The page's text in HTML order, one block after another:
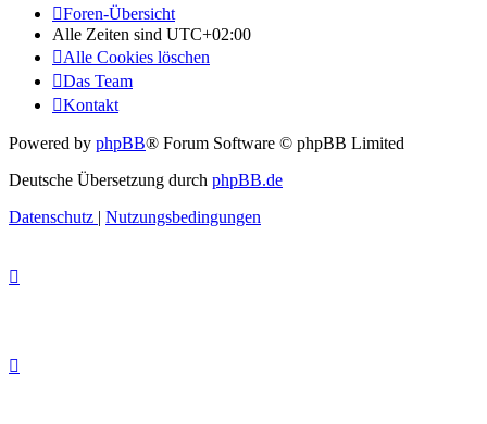
Foren-Übersicht
Alle Zeiten sind UTC+02:00
Alle Cookies löschen
Das Team
Kontakt
Powered by phpBB® Forum Software © phpBB Limited
Deutsche Übersetzung durch phpBB.de
Datenschutz | Nutzungsbedingungen